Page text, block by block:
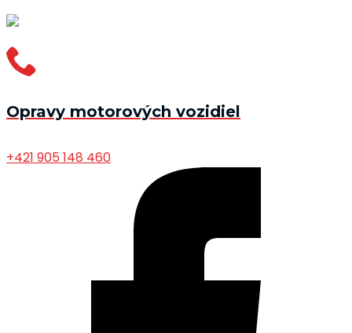
Opravy motorových vozidiel
+421 905 148 460